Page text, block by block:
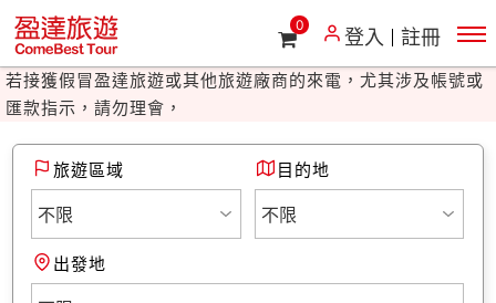
0
登入 註冊
最近詐騙事件層出不窮，盈達旅遊提醒您：
若接獲假冒盈達旅遊或其他旅遊廠商的來電，尤其涉及帳號或
匯款指示，請勿理會，
並立即向警政相關單位反映。盈達旅遊關心您的安全。
最近詐騙事件層出不窮，盈達旅遊提醒您：
若接獲假冒盈達旅遊或其他旅遊廠商的來電，尤其涉及帳號或
匯款指示，請勿理會，
旅遊區域 目的地
出發地